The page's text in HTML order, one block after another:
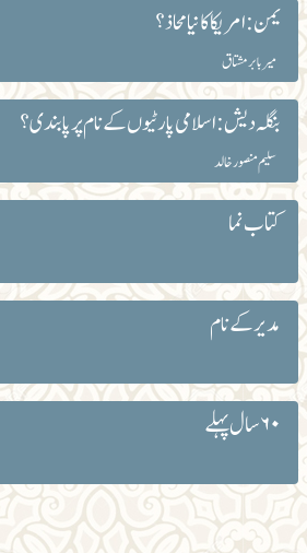
یمن: امریکا کا نیا محاذ؟
میربابر مشتاق
بنگلہ دیش: اسلامی پارٹیوں کے نام پر پابندی؟
سلیم منصور خالد
کتاب نما
مدیر کے نام
۶۰ سال پہلے